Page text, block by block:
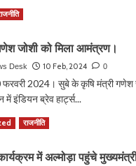
जोशी को मिला आमंत्रण।
Desk 10 Feb, 2024 0
फरवरी 2024। सुबे के कृषि मंत्री गणेश
में इंडियन ब्रेव हार्ट्स...
राजनीति
में अल्मोड़ा पहुंचे